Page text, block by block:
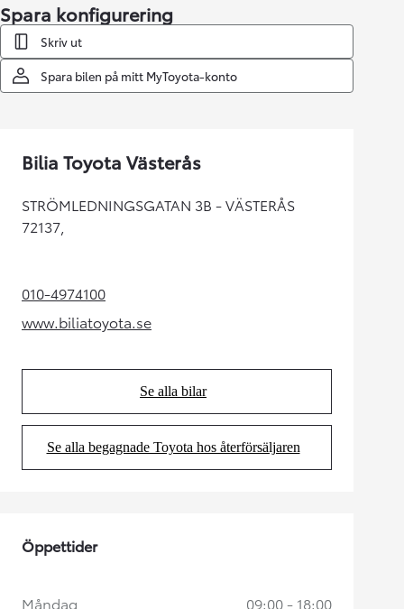
Spara konfigurering
Skriv ut
Spara bilen på mitt MyToyota-konto
Bilia Toyota Västerås
STRÖMLEDNINGSGATAN 3B - VÄSTERÅS
72137,
010-4974100(Opens in new tab)
www.biliatoyota.se
(Opens in new tab)
Se alla bilar
(Opens in new tab)
Se alla begagnade Toyota hos återförsäljaren
(Opens in new tab)
Öppettider
Måndag 09:00 - 18:00